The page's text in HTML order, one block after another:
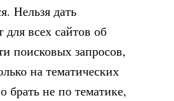
Нельзя дать
всех сайтов об
поисковых запросов,
на тематических
брать не по тематике,